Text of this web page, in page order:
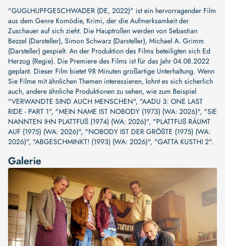
"GUGLHUPFGESCHWADER (DE, 2022)" ist ein hervorragender Film
aus dem Genre Komödie, Krimi, der die Aufmerksamkeit der
Zuschauer auf sich zieht. Die Hauptrollen werden von Sebastian
Bezzel (Darsteller), Simon Schwarz (Darsteller), Michael A. Grimm
(Darsteller) gespielt. An der Produktion des Films beteiligten sich Ed
Herzog (Regie). Die Premiere des Films ist für das Jahr 04.08.2022
geplant. Dieser Film bietet 98 Minuten großartige Unterhaltung. Wenn
Sie Filme mit ähnlichen Themen interessieren, lohnt es sich sicherlich
auch, andere ähnliche Produktionen zu sehen, wie zum Beispiel
"VERWANDTE SIND AUCH MENSCHEN", "AADU 3: ONE LAST
RIDE - PART 1", "MEIN NAME IST NOBODY (1973) (WA: 2026)", "SIE
NANNTEN IHN PLATTFUß (1974) (WA: 2026)", "PLATTFUß RÄUMT
AUF (1975) (WA: 2026)", "NOBODY IST DER GRÖßTE (1975) (WA:
2026)", "ABGESCHMINKT! (1993) (WA: 2026)", "GATTA KUSTHI 2".
Galerie